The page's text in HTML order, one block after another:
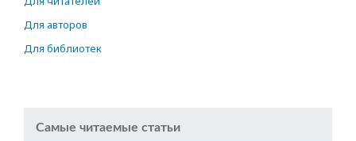
Для авторов
Для библиотек
Самые читаемые статьи